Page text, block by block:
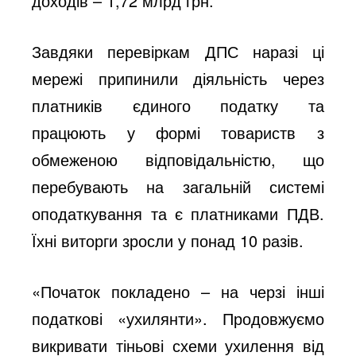
Завдяки перевіркам ДПС наразі ці
мережі припинили діяльність через
платників єдиного податку та
працюють у формі товариств з
обмеженою відповідальністю, що
перебувають на загальній системі
оподаткування та є платниками ПДВ.
Їхні виторги зросли у понад 10 разів.
«Початок покладено – на черзі інші
податкові «ухилянти». Продовжуємо
викривати тіньові схеми ухилення від